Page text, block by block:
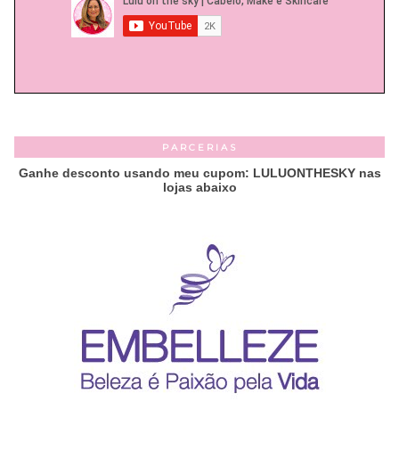
PARCERIAS
Ganhe desconto usando meu cupom: LULUONTHESKY nas
lojas abaixo